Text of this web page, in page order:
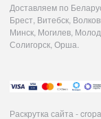
Доставляем по
Брест, Витебск,
Минск, Могилев,
Солигорск, Орша.
Раскрутка сайта -